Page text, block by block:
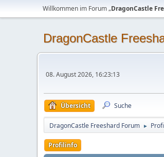
Willkommen im Forum „DragonCastle
DragonCastle
08. August 2026, 16:23:13
Übersicht Suche
DragonCastle Freeshard Forum ►
Profilinfo